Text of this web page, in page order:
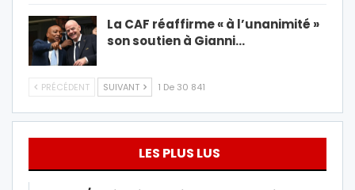
La CAF réaffirme « à l’unanimité »
son soutien à Gianni…
PRÉCÉDENT SUIVANT 1 De 30 841
LES PLUS LUS